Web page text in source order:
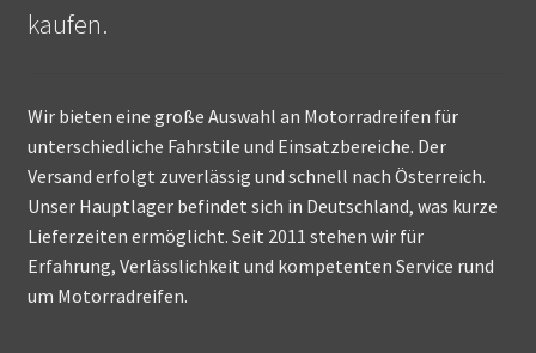
kaufen.
Wir bieten eine große Auswahl an Motorradreifen für
unterschiedliche Fahrstile und Einsatzbereiche. Der
Versand erfolgt zuverlässig und schnell nach Österreich.
Unser Hauptlager befindet sich in Deutschland, was kurze
Lieferzeiten ermöglicht. Seit 2011 stehen wir für
Erfahrung, Verlässlichkeit und kompetenten Service rund
um Motorradreifen.